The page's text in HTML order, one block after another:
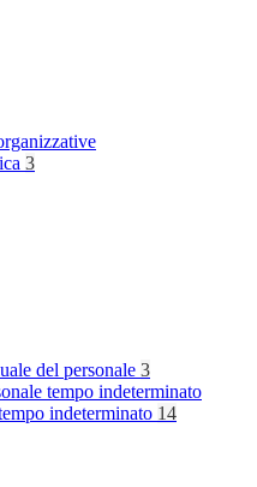
3
del personale 3
tempo indeterminato
indeterminato 14